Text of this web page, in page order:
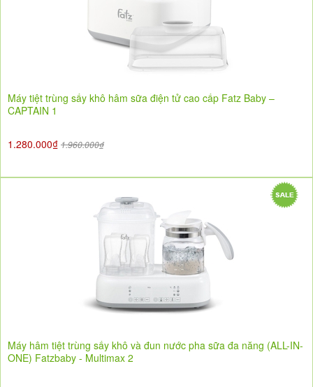
Máy tiệt trùng sấy khô hâm sữa điện tử cao cấp Fatz Baby –
CAPTAIN 1
1.280.000₫ 1.960.000₫
Máy hâm tiệt trùng sấy khô và đun nước pha sữa đa năng (ALL-IN-
ONE) Fatzbaby - Multimax 2